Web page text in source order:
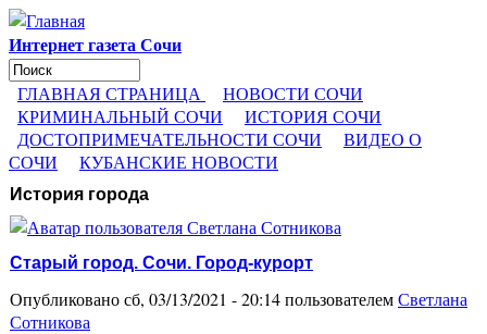
Перейти к основному содержанию
Интернет газета Сочи
Форма поиска
Поиск
ГЛАВНАЯ СТРАНИЦА
НОВОСТИ СОЧИ
КРИМИНАЛЬНЫЙ СОЧИ
ИСТОРИЯ СОЧИ
ДОСТОПРИМЕЧАТЕЛЬНОСТИ СОЧИ
ВИДЕО О
СОЧИ
КУБАНСКИЕ НОВОСТИ
История города
Старый город. Сочи. Город-курорт
Опубликовано сб, 03/13/2021 - 20:14 пользователемСветлана
Сотникова